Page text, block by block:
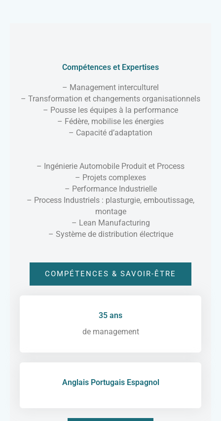
Compétences et Expertises
– Management interculturel
– Transformation et changements organisationnels
– Pousse les équipes à la performance
– Fédère, mobilise les énergies
– Capacité d’adaptation
– Ingénierie Automobile Produit et Process
– Projets complexes
– Performance Industrielle
– Process Industriels : plasturgie, emboutissage,
montage
– Lean Manufacturing
– Système de distribution électrique
COMPÉTENCES & SAVOIR-ÊTRE
35 ans
de management
Anglais Portugais Espagnol